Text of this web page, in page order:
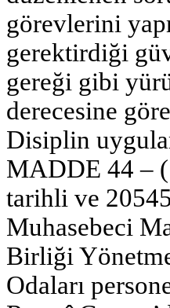
görevlerini
gerektirdiği
gereği gibi
derecesine
Disiplin
MADDE 44 –
tarihli ve
Muhasebeci
Birliği
Odaları